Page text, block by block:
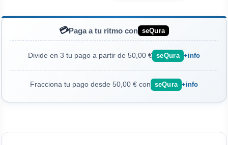
💳Paga a tu ritmo con seQura
Divide en 3 tu pago a partir de 50,00 € seQura +info
Fracciona tu pago desde 50,00 € con seQura +info